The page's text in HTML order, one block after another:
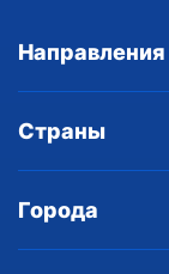
Направления
Страны
Города